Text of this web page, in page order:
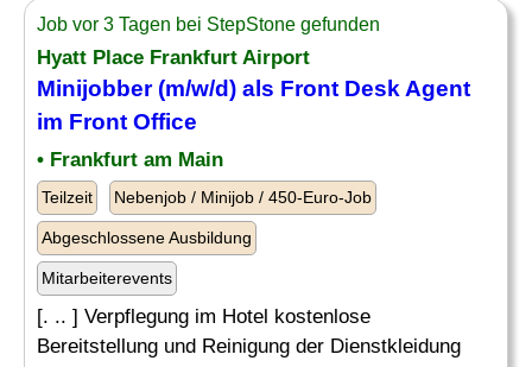
Job vor 3 Tagen bei StepStone gefunden
Hyatt Place Frankfurt Airport
Minijobber (m/w/d) als Front Desk Agent
im Front Office
• Frankfurt am Main
Teilzeit Nebenjob / Minijob / 450-Euro-Job
Abgeschlossene Ausbildung
Mitarbeiterevents
[. .. ] Verpflegung im Hotel kostenlose
Bereitstellung und Reinigung der Dienstkleidung